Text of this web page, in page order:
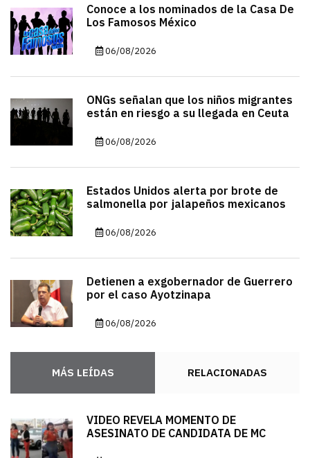
Conoce a los nominados de la Casa De
Los Famosos México
06/08/2026
ONGs señalan que los niños migrantes
están en riesgo a su llegada en Ceuta
06/08/2026
Estados Unidos alerta por brote de
salmonella por jalapeños mexicanos
06/08/2026
Detienen a exgobernador de Guerrero
por el caso Ayotzinapa
06/08/2026
MÁS LEÍDAS RELACIONADAS
VIDEO REVELA MOMENTO DE
ASESINATO DE CANDIDATA DE MC